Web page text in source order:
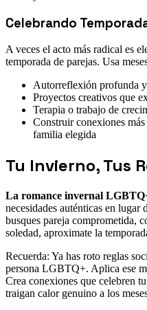
Celebrando
A veces el acto más radical es
temporada de parejas. Usa
Autorreflexión profunda
Proyectos creativos que
Terapia o trabajo de
Construir conexiones
familia elegida
Tu Invierno, Tus
La romance invernal
necesidades auténticas en lugar
busques pareja comprometida,
soledad, aproximate la
Recuerda: Ya has roto reglas
persona LGBTQ+. Aplica ese
Crea conexiones que celebren
traigan calor genuino a los